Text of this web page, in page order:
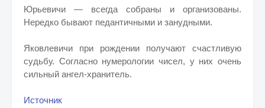
Юрьевичи — всегда собраны и организованы.
Нередко бывают педантичными и занудными.
Яковлевичи при рождении получают счастливую
судьбу. Согласно нумерологии чисел, у них очень
сильный ангел-хранитель.
Источник